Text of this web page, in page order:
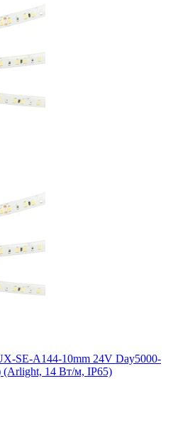
SE-A144-10mm 24V Day5000-
(Arlight, 14 Вт/м, IP65)